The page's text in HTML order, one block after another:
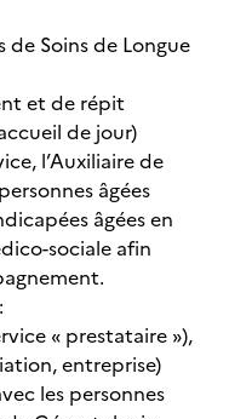
de Soins de Longue
et de répit
de jour)
l’Auxiliaire de
âgées
âgées en
sociale afin
« prestataire »),
entreprise)
les personnes